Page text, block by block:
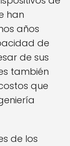
han
años
de
de sus
también
que
de los